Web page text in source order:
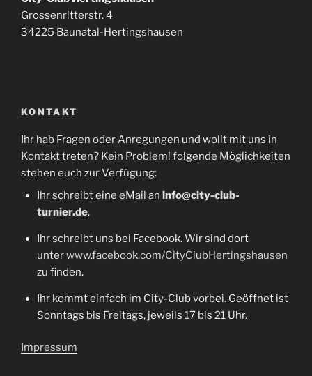
Grossenritterstr. 4
34225 Baunatal-Hertingshausen
KONTAKT
Ihr hab Fragen oder Anregungen und wollt mit uns in
Kontakt treten? Kein Problem! folgende Möglichkeiten
stehen euch zur Verfügung:
Ihr schreibt eine eMail an info@city-club-
turnier.de.
Ihr schreibt uns bei Facebook. Wir sind dort
unterwww.facebook.com/CityClubHertingshausen
zu finden.
Ihr kommt einfach im City-Club vorbei. Geöffnet ist
Sonntags bis Freitags, jeweils 17 bis 21 Uhr.
Impressum